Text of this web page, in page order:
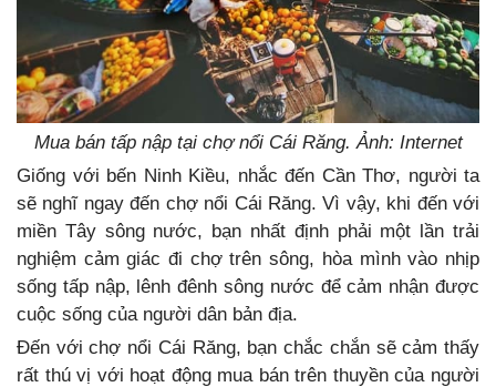
Mua bán tấp nập tại chợ nổi Cái Răng. Ảnh: Internet
Giống với bến Ninh Kiều, nhắc đến Cần Thơ, người ta
sẽ nghĩ ngay đến chợ nổi Cái Răng. Vì vậy, khi đến với
miền Tây sông nước, bạn nhất định phải một lần trải
nghiệm cảm giác đi chợ trên sông, hòa mình vào nhịp
sống tấp nập, lênh đênh sông nước để cảm nhận được
cuộc sống của người dân bản địa.
Đến với chợ nổi Cái Răng, bạn chắc chắn sẽ cảm thấy
rất thú vị với hoạt động mua bán trên thuyền của người